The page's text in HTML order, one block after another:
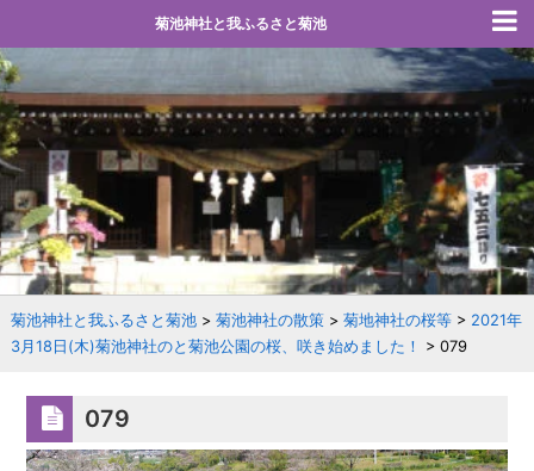
菊池神社と我ふるさと菊池
菊池神社と我ふるさと菊池> 菊池神社の散策> 菊地神社の桜等> 2021年
3月18日(木)菊池神社のと菊池公園の桜、咲き始めました！
> 079
079